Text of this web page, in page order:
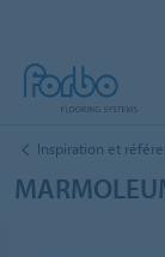
Inspiration et